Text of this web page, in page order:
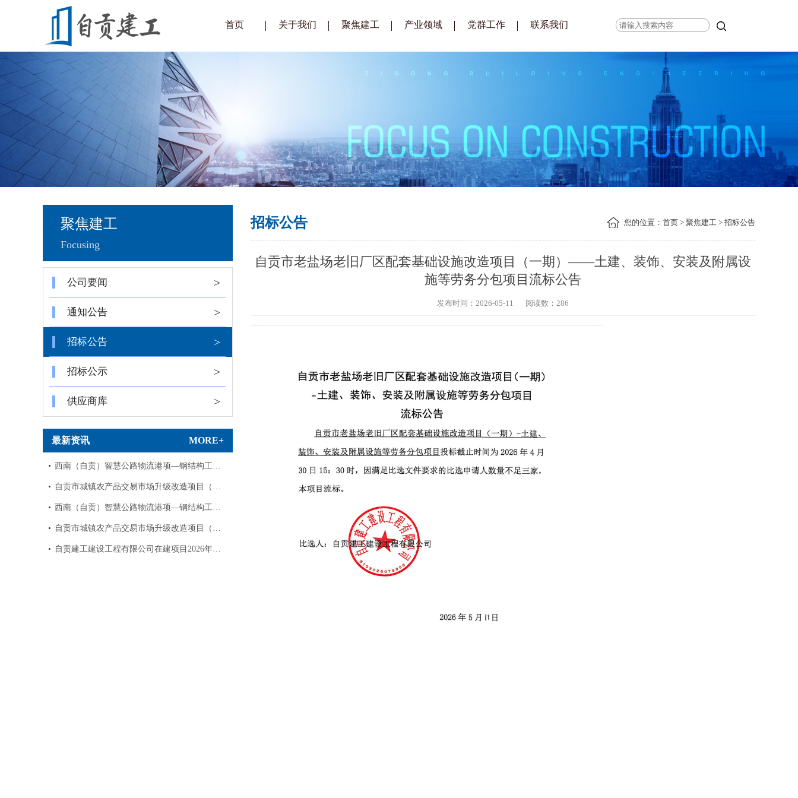
首页 关于我们
组织架构
企业荣誉
公司视频
聚焦建工
招标公示
供应商库
产业领域
房地产开发
党群工作 联系我们
聚焦建工
Focusing
公司要闻 >
通知公告 >
招标公告 >
招标公示 >
供应商库 >
最新资讯 MORE+
西南（自贡）智慧公路物流港项—钢结构工…
自贡市城镇农产品交易市场升级改造项目（…
西南（自贡）智慧公路物流港项—钢结构工…
自贡市城镇农产品交易市场升级改造项目（…
自贡建工建设工程有限公司在建项目2026年…
招标公告 您的位置： 首页 > 聚焦建工 > 招标公告
自贡市老盐场老旧厂区配套基础设施改造项目（一期）——土建、装饰、安装及附属设
施等劳务分包项目流标公告
发布时间：2026-05-11 阅读数： 286